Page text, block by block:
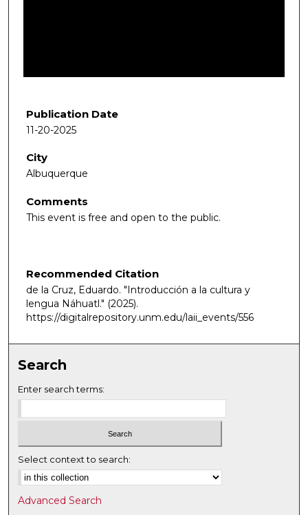
1
m
n
u
e
3
s
e
n
d
s
Publication Date
11-20-2025
City
Albuquerque
Comments
This event is free and open to the public.
Recommended Citation
de la Cruz, Eduardo. "Introducción a la cultura y
lengua Náhuatl." (2025).
https://digitalrepository.unm.edu/laii_events/556
Search
Enter search terms:
Select context to search:
Advanced Search